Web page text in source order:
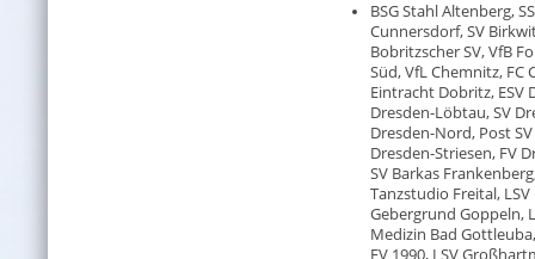
BSG Stahl Altenberg,
Cunnersdorf, SV
Bobritzscher SV, VfB
Süd, VfL Chemnitz, FC
Eintracht Dobritz, ESV
Dresden-Löbtau, SV
Dresden-Nord, Post
Dresden-Striesen, FV
SV Barkas
Tanzstudio Freital,
Gebergrund Goppeln,
Medizin Bad
FV 1990, LSV